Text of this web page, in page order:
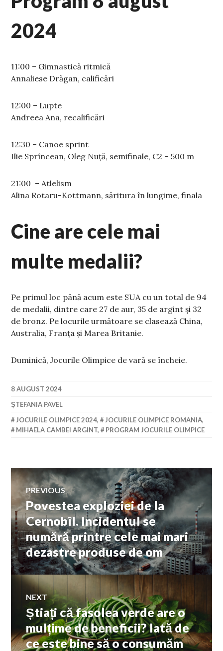
2024
11:00 – Gimnastică ritmică
Annaliese Drăgan, calificări
12:00 – Lupte
Andreea Ana, recalificări
12:30 – Canoe sprint
Ilie Sprîncean, Oleg Nuţă, semifinale, C2 – 500 m
21:00 – Atlelism
Alina Rotaru-Kottmann, săritura în lungime, finala
Cine are cele mai
multe medalii?
Pe primul loc până acum este SUA cu un total de 94
de medalii, dintre care 27 de aur, 35 de argint și 32
de bronz. Pe locurile următoare se clasează China,
Australia, Franța și Marea Britanie.
Duminică, Jocurile Olimpice de vară se încheie.
8 AUGUST 2024
ȘTEFANIA PAVEL
JOCURILE OLIMPICE 2024, JOCURILE OLIMPICE ROMANIA,
MIHAELA CAMBEI ARGINT, PROGRAM JOCURILE OLIMPICE
Navigare
în
articole
PREVIOUS
Previous
post:
Povestea exploziei de la
Cernobîl. Incidentul se
numără printre cele mai mari
dezastre produse de om
NEXT
Next
post:
Știați că fasolea verde are o
mulțime de beneficii? Iată de
ce este bine să o consumăm